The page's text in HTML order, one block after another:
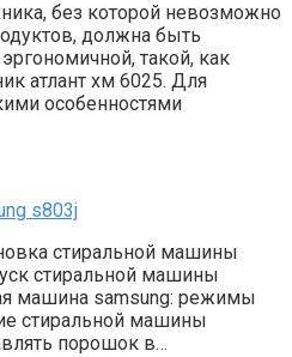
без которой невозможно
должна быть
такой, как
атлант хм 6025. Для
особенностями
s803j
стиральной машины
стиральной машины
машина samsung: режимы
стиральной машины
порошок в…